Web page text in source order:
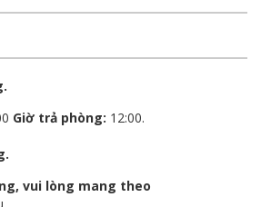
Giờ trả phòng: 12:00.
vui lòng mang theo